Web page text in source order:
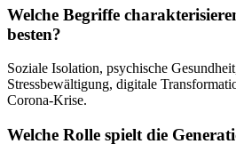
Welche Begriffe
besten?
Soziale Isolation, psychische
Stressbewältigung, digitale
Corona-Krise.
Welche Rolle spielt die